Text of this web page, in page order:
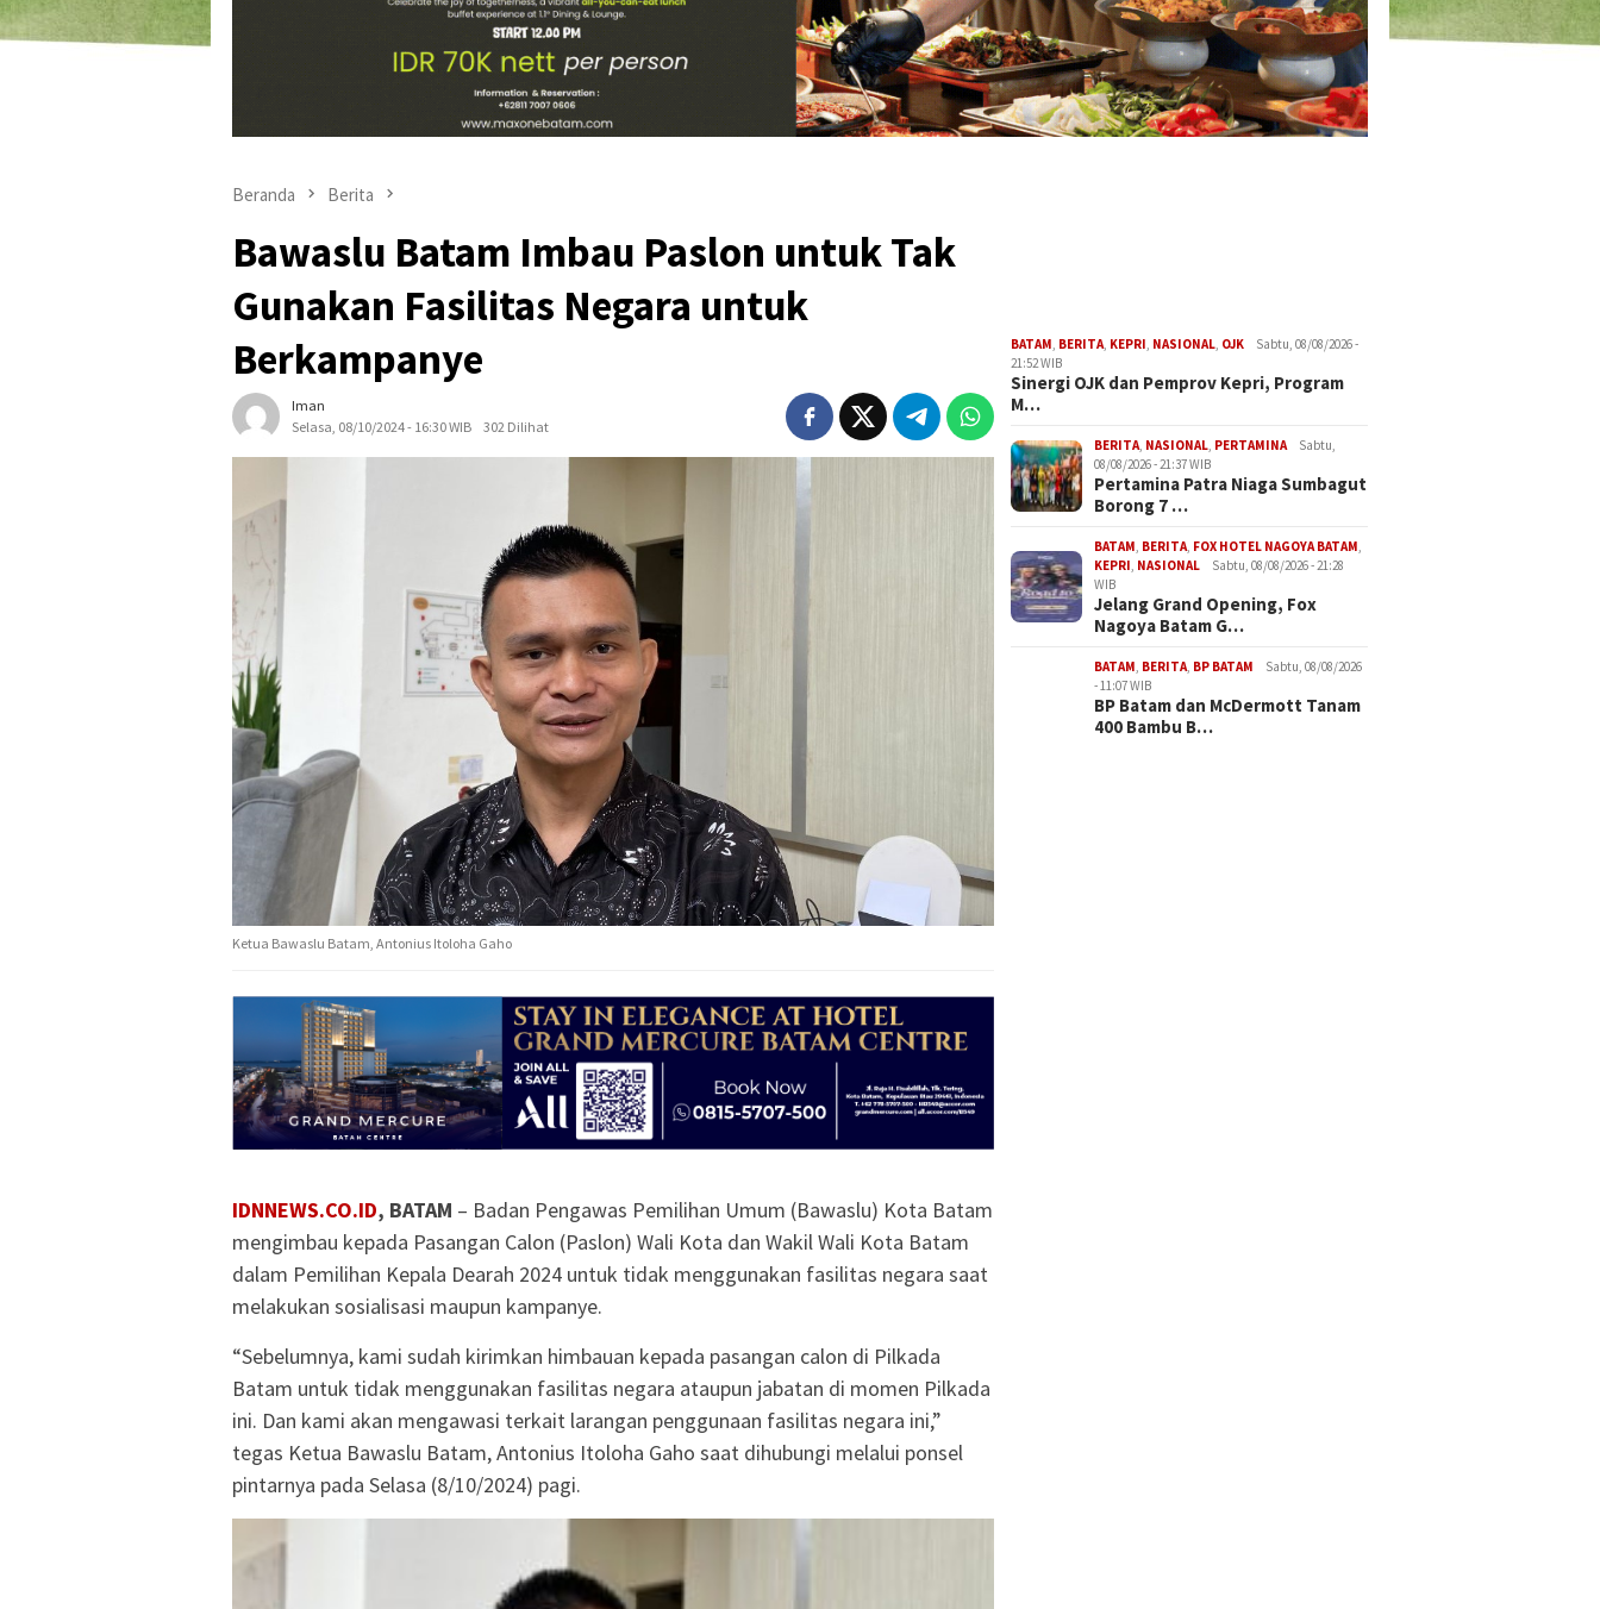
Beranda Berita
Bawaslu Batam Imbau Paslon untuk Tak
Gunakan Fasilitas Negara untuk
Berkampanye
Iman
Selasa, 08/10/2024 - 16:30 WIB
302 Dilihat
Ketua Bawaslu Batam, Antonius Itoloha Gaho
IDNNEWS.CO.ID, BATAM – Badan Pengawas Pemilihan Umum (Bawaslu) Kota Batam
mengimbau kepada Pasangan Calon (Paslon) Wali Kota dan Wakil Wali Kota Batam
dalam Pemilihan Kepala Dearah 2024 untuk tidak menggunakan fasilitas negara saat
melakukan sosialisasi maupun kampanye.
“Sebelumnya, kami sudah kirimkan himbauan kepada pasangan calon di Pilkada
Batam untuk tidak menggunakan fasilitas negara ataupun jabatan di momen Pilkada
ini. Dan kami akan mengawasi terkait larangan penggunaan fasilitas negara ini,”
tegas Ketua Bawaslu Batam, Antonius Itoloha Gaho saat dihubungi melalui ponsel
pintarnya pada Selasa (8/10/2024) pagi.
BATAM, BERITA, KEPRI, NASIONAL, OJK
Sabtu, 08/08/2026 -
21:52 WIB
Sinergi OJK dan Pemprov Kepri, Program
M…
BERITA, NASIONAL, PERTAMINA
Sabtu,
08/08/2026 - 21:37 WIB
Pertamina Patra Niaga Sumbagut
Borong 7 …
BATAM, BERITA, FOX HOTEL NAGOYA BATAM,
KEPRI, NASIONAL
Sabtu, 08/08/2026 - 21:28
WIB
Jelang Grand Opening, Fox
Nagoya Batam G…
BATAM, BERITA, BP BATAM
Sabtu, 08/08/2026
- 11:07 WIB
BP Batam dan McDermott Tanam
400 Bambu B…